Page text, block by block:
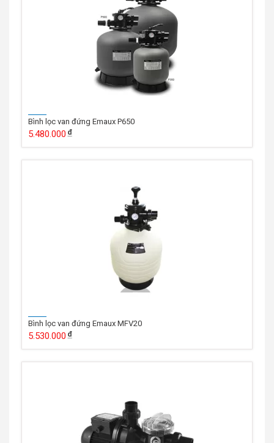
Bình lọc van đứng Emaux P650
5.480.000
Bình lọc van đứng Emaux MFV20
5.530.000